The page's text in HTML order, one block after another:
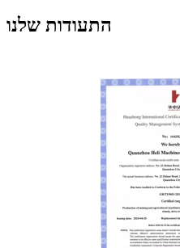
התעודות שלנו